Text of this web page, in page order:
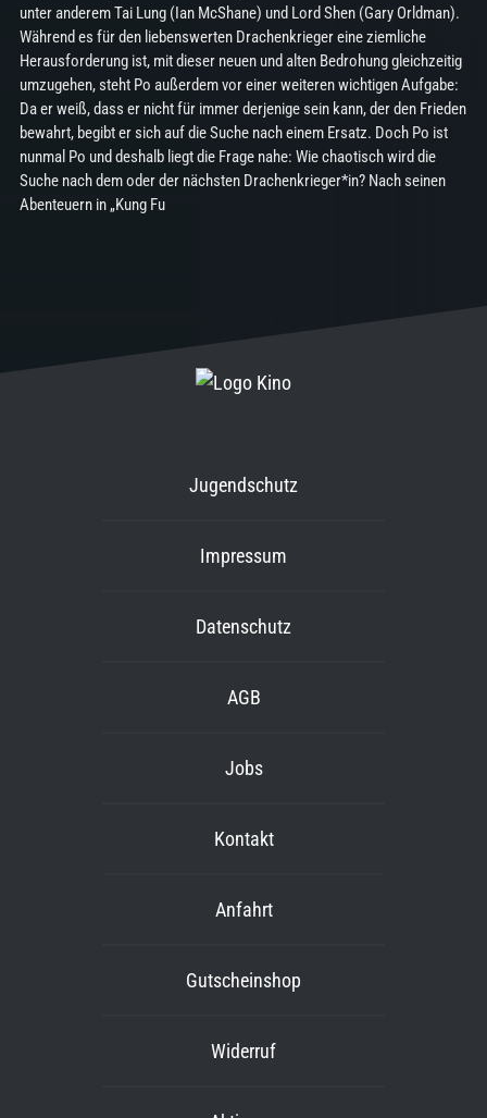
unter anderem Tai Lung (Ian McShane) und Lord Shen (Gary Orldman).
Während es für den liebenswerten Drachenkrieger eine ziemliche
Herausforderung ist, mit dieser neuen und alten Bedrohung gleichzeitig
umzugehen, steht Po außerdem vor einer weiteren wichtigen Aufgabe:
Da er weiß, dass er nicht für immer derjenige sein kann, der den Frieden
bewahrt, begibt er sich auf die Suche nach einem Ersatz. Doch Po ist
nunmal Po und deshalb liegt die Frage nahe: Wie chaotisch wird die
Suche nach dem oder der nächsten Drachenkrieger*in? Nach seinen
Abenteuern in „Kung Fu
Jugendschutz
Impressum
Datenschutz
AGB
Jobs
Kontakt
Anfahrt
Gutscheinshop
Widerruf